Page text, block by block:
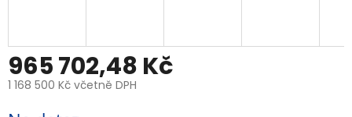
965 702,48 Kč
1 168 500 Kč včetně DPH